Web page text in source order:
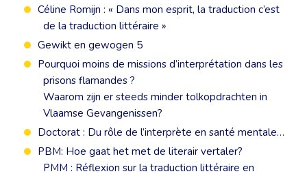
Céline Romijn : « Dans mon esprit, la traduction c’est
de la traduction littéraire »
Gewikt en gewogen 5
Pourquoi moins de missions d’interprétation dans les
prisons flamandes ?
Waarom zijn er steeds minder tolkopdrachten in
Vlaamse Gevangenissen?
Doctorat : Du rôle de l’interprète en santé mentale…
PBM: Hoe gaat het met de literair vertaler?
PMM : Réflexion sur la traduction littéraire en